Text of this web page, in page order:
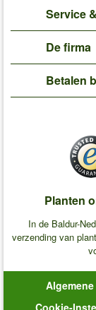
Service
De firma
Betalen
Planten
In de Baldur-
verzending van
Cookie-